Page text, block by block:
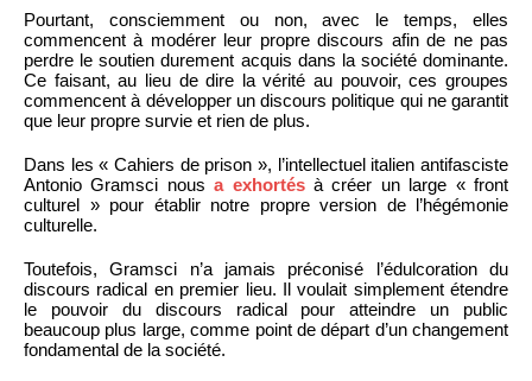
Pourtant, consciemment ou non, avec le temps, elles
commencent à modérer leur propre discours afin de ne pas
perdre le soutien durement acquis dans la société dominante.
Ce faisant, au lieu de dire la vérité au pouvoir, ces groupes
commencent à développer un discours politique qui ne garantit
que leur propre survie et rien de plus.
Dans les « Cahiers de prison », l’intellectuel italien antifasciste
Antonio Gramsci nousa exhortésà créer un large « front
culturel » pour établir notre propre version de l’hégémonie
culturelle.
Toutefois, Gramsci n’a jamais préconisé l’édulcoration du
discours radical en premier lieu. Il voulait simplement étendre
le pouvoir du discours radical pour atteindre un public
beaucoup plus large, comme point de départ d’un changement
fondamental de la société.